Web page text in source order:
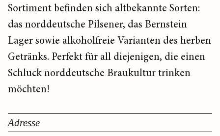
Sortiment befinden sich altbekannte Sorten:
das norddeutsche Pilsener, das Bernstein
Lager sowie alkoholfreie Varianten des herben
Getränks. Perfekt für all diejenigen, die einen
Schluck norddeutsche Braukultur trinken
möchten!
Adresse